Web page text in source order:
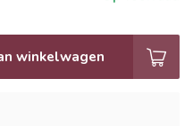
winkelwagen